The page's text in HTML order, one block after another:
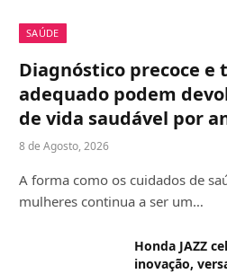
SAÚDE
Diagnóstico precoce
adequado podem
de vida saudável por
8 de Agosto, 2026
A forma como os cuidados de
mulheres continua a ser um…
Honda JAZZ
inovação,